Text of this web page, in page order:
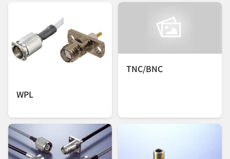
WPL
TNC/BNC